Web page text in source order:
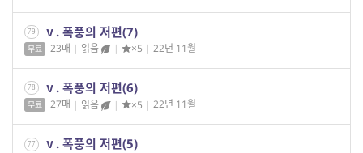
79 ⅴ. 폭풍의 저편(7)
무료 23매 | 읽음 | ×5 | 22년 11월
78 ⅴ. 폭풍의 저편(6)
무료 27매 | 읽음 | ×5 | 22년 11월
77 ⅴ. 폭풍의 저편(5)